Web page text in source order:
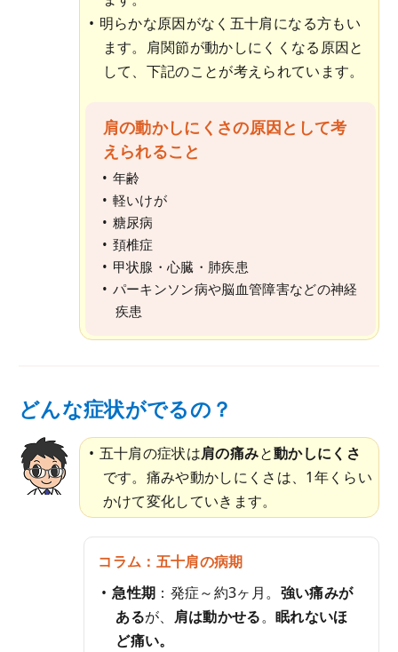
明らかな原因がなく五十肩になる方もい
ます。肩関節が動かしにくくなる原因と
して、下記のことが考えられています。
肩の動かしにくさの原因として考
えられること
年齢
軽いけが
糖尿病
頚椎症
甲状腺・心臓・肺疾患
パーキンソン病や脳血管障害などの神経
疾患
どんな症状がでるの？
五十肩の症状は肩の痛みと動かしにくさ
です。痛みや動かしにくさは、1年くらい
かけて変化していきます。
コラム：五十肩の病期
急性期 ：発症～約3ヶ月。 強い痛みが
あるが、 肩は動かせる。眠れないほ
ど痛い。